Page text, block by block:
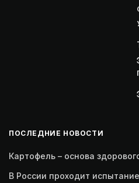
ПОСЛЕДНИЕ НОВОСТИ
Картофель – основа
В России проходит